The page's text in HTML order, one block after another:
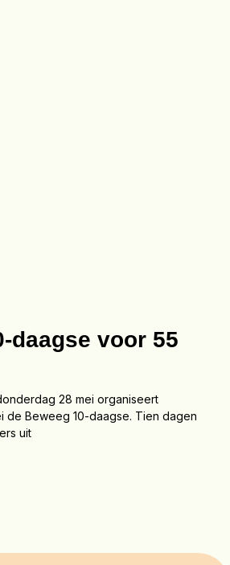
daagse voor 55
28 mei organiseert
de Beweeg 10-daagse. Tien dagen
uit